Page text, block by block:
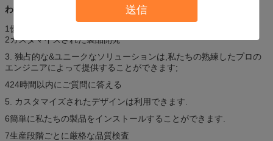
送信
わたしたち の 奉仕
1優れた手作業 優れた良き販売後のサービス
2カスタマイズされた製品開発
3. 独占的な&ユニークなソリューションは,私たちの熟練したプロの
エンジニアによって提供することができます;
424時間以内にご質問に答える
5. カスタマイズされたデザインは利用できます.
6簡単に私たちの製品をインストールすることができます.
7生産段階ごとに厳格な品質検査